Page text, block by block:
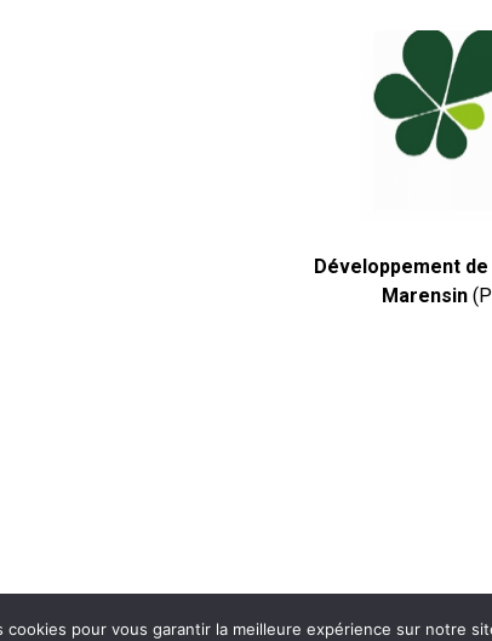
Développement
Marensin
cookies pour vous garantir la meilleure expérience sur notre